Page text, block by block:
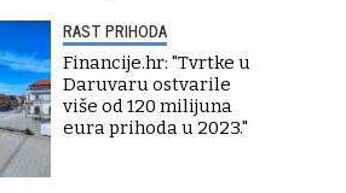
RAST PRIHODA
Financije.hr: "Tvrtke u
Daruvaru ostvarile
više od 120 milijuna
eura prihoda u 2023."